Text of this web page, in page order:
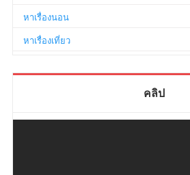
หาเรื่องนอน
หาเรื่องเที่ยว
คลิป